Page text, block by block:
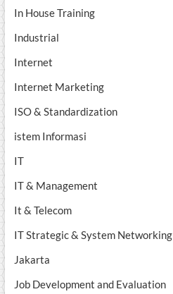
In House Training
Industrial
Internet
Internet Marketing
ISO & Standardization
istem Informasi
IT
IT & Management
It & Telecom
IT Strategic & System Networking
Jakarta
Job Development and Evaluation